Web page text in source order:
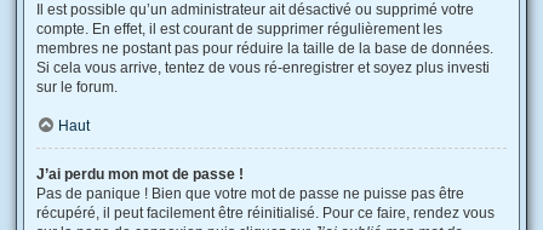
Il est possible qu’un administrateur ait désactivé ou supprimé votre
compte. En effet, il est courant de supprimer régulièrement les
membres ne postant pas pour réduire la taille de la base de données.
Si cela vous arrive, tentez de vous ré-enregistrer et soyez plus investi
sur le forum.
Haut
J’ai perdu mon mot de passe !
Pas de panique ! Bien que votre mot de passe ne puisse pas être
récupéré, il peut facilement être réinitialisé. Pour ce faire, rendez vous